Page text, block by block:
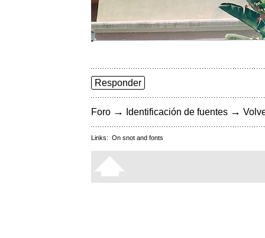
Responder
Foro → Identificación de fuentes →
Links: On snot and fonts